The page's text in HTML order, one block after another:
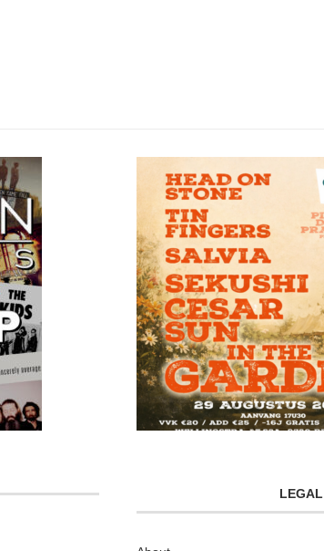
LEGAL